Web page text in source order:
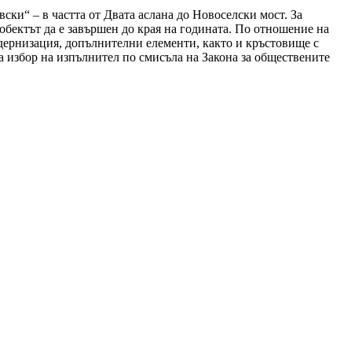
– в частта от Двата аслана до Новоселски мост. За
да е завършен до края на годината. По отношение на
допълнителни елементи, както и кръстовище с
на изпълнител по смисъла на Закона за обществените